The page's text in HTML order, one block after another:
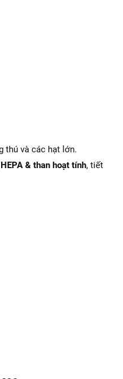
thú và các hạt lớn.
& than hoạt tính, tiết